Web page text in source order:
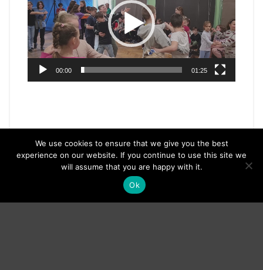
00:00 01:25
We use cookies to ensure that we give you the best
experience on our website. If you continue to use this site we
will assume that you are happy with it.
Ok